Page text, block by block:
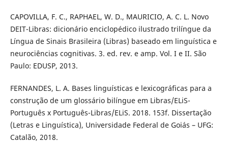
CAPOVILLA, F. C., RAPHAEL, W. D., MAURICIO, A. C. L. Novo
DEIT-Libras: dicionário enciclopédico ilustrado trilíngue da
Língua de Sinais Brasileira (Libras) baseado em linguística e
neurociências cognitivas. 3. ed. rev. e amp. Vol. I e II. São
Paulo: EDUSP, 2013.
FERNANDES, L. A. Bases linguísticas e lexicográficas para a
construção de um glossário bilíngue em Libras/ELiS-
Português x Português-Libras/ELiS. 2018. 153f. Dissertação
(Letras e Linguística), Universidade Federal de Goiás – UFG:
Catalão, 2018.